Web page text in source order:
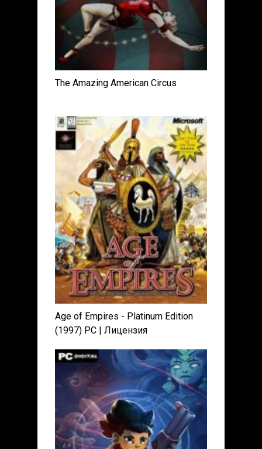
The Amazing American Circus
Age of Empires - Platinum Edition
(1997) PC | Лицензия